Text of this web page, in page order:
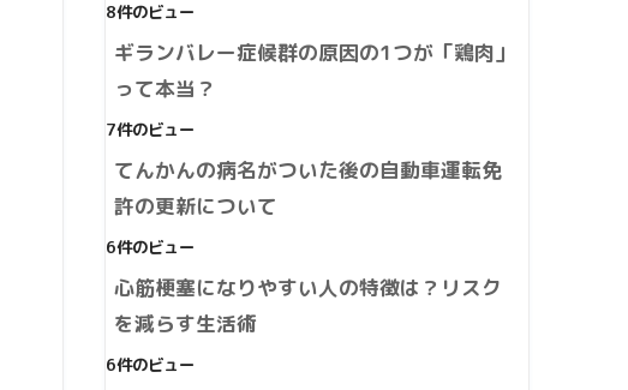
8件のビュー
ギランバレー症候群の原因の1つが「鶏肉」
って本当？
7件のビュー
てんかんの病名がついた後の自動車運転免
許の更新について
6件のビュー
心筋梗塞になりやすい人の特徴は？リスク
を減らす生活術
6件のビュー